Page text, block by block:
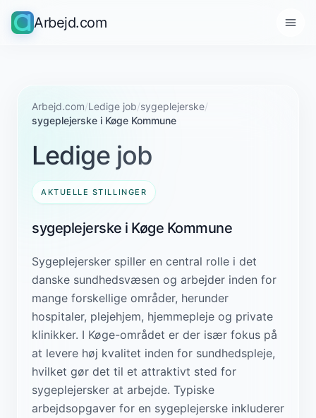
Arbejd.com
Arbejd.com/Ledige job/sygeplejerske/
sygeplejerske i Køge Kommune
Ledige job
AKTUELLE STILLINGER
sygeplejerske i Køge Kommune
Sygeplejersker spiller en central rolle i det
danske sundhedsvæsen og arbejder inden for
mange forskellige områder, herunder
hospitaler, plejehjem, hjemmepleje og private
klinikker. I Køge-området er der især fokus på
at levere høj kvalitet inden for sundhedspleje,
hvilket gør det til et attraktivt sted for
sygeplejersker at arbejde. Typiske
arbejdsopgaver for en sygeplejerske inkluderer